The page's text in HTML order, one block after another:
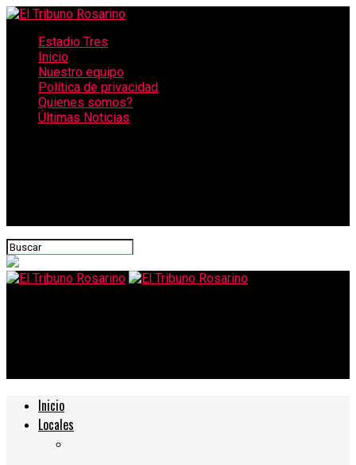
Estadio Tres
Inicio
Nuestro equipo
Política de privacidad
Quienes somos?
Últimas Noticias
Inicio
Locales